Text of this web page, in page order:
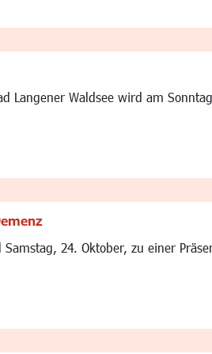
Langener Waldsee wird am
24. Oktober, zu einer